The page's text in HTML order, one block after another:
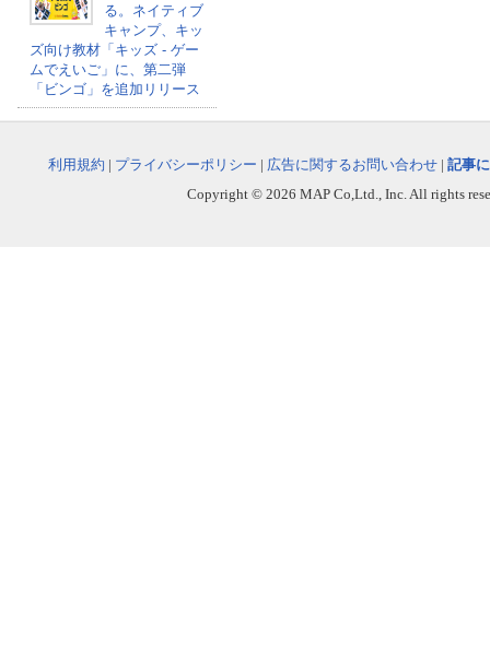
る。ネイティブ
キャンプ、キッ
ズ向け教材「キッズ - ゲー
ムでえいご」に、第二弾
「ビンゴ」を追加リリース
利用規約 | プライバシーポリシー | 広告に関するお問い合わせ | 記事
Copyright © 2026 MAP Co,Ltd., Inc. All rights